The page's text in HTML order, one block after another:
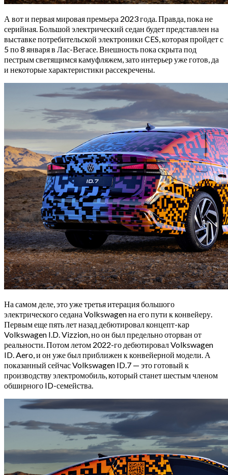
А вот и первая мировая премьера 2023 года. Правда, пока не
серийная. Большой электрический седан будет представлен на
выставке потребительской электроники CES, которая пройдет с
5 по 8 января в Лас-Вегасе. Внешность пока скрыта под
пестрым светящимся камуфляжем, зато интерьер уже готов, да
и некоторые характеристики рассекречены.
На самом деле, это уже третья итерация большого
электрического седана Volkswagen на его пути к конвейеру.
Первым еще пять лет назад дебютировал концепт-кар
Volkswagen I.D. Vizzion, но он был предельно оторван от
реальности. Потом летом 2022-го дебютировал Volkswagen
ID. Aero, и он уже был приближен к конвейерной модели. А
показанный сейчас Volkswagen ID.7 — это готовый к
производству электромобиль, который станет шестым членом
обширного ID-семейства.